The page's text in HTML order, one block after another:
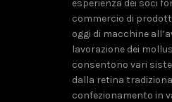
esperienza dei soci
commercio di
oggi di macchine
lavorazione dei
consentono vari
dalla retina
confezionamento in